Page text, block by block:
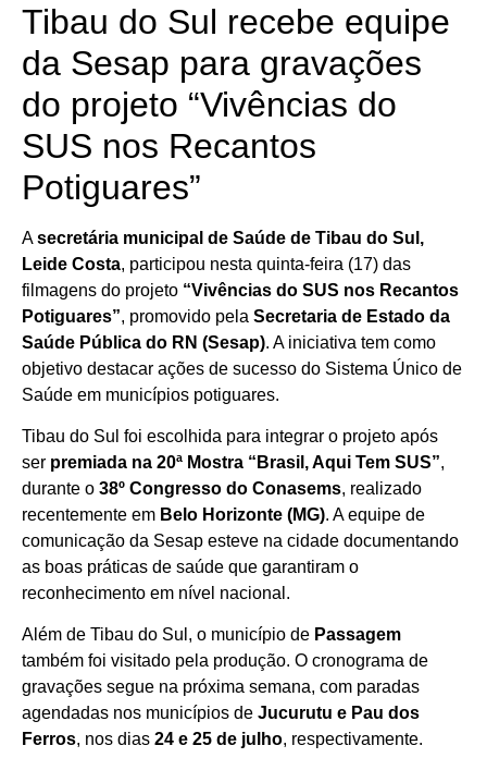
Tibau do Sul recebe equipe
da Sesap para gravações
do projeto “Vivências do
SUS nos Recantos
Potiguares”
Asecretária municipal de Saúde de Tibau do Sul,
Leide Costa, participou nesta quinta-feira (17) das
filmagens do projeto “Vivências do SUS nos Recantos
Potiguares”, promovido pela Secretaria de Estado da
Saúde Pública do RN (Sesap). A iniciativa tem como
objetivo destacar ações de sucesso do Sistema Único de
Saúde em municípios potiguares.
Tibau do Sul foi escolhida para integrar o projeto após
ser premiada na 20ª Mostra “Brasil, Aqui Tem SUS”,
durante o 38º Congresso do Conasems, realizado
recentemente em Belo Horizonte (MG). A equipe de
comunicação da Sesap esteve na cidade documentando
as boas práticas de saúde que garantiram o
reconhecimento em nível nacional.
Além de Tibau do Sul, o município de Passagem
também foi visitado pela produção. O cronograma de
gravações segue na próxima semana, com paradas
agendadas nos municípios de Jucurutu e Pau dos
Ferros, nos dias 24 e 25 de julho, respectivamente.